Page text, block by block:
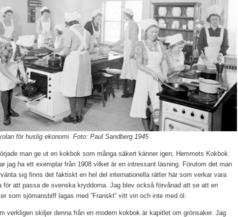
för huslig ekonomi. Foto: Paul Sandberg 1945
man ge ut en kokbok som många säkert känner igen, Hemmets Kokbok.
jag ha ett exemplar från 1908 vilket är en intressant läsning. Förutom det man
sig finns det faktiskt en hel del internationella rätter här som verkar vara
för att passa de svenska kryddorna. Jag blev också förvånad att se att en
som sjömansbiff lagas med ”Franskt” vitt vin och inte med öl.
verkligen skiljer denna från en modern kokbok är kapitlet om grönsaker. Jag